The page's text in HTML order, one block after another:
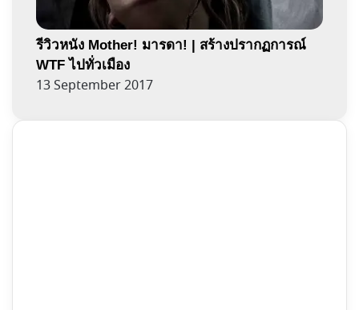
รีวิวหนัง Mother! มารดา! | สร้างปรากฏการณ์
WTF ไปทั่วเมือง
13 September 2017